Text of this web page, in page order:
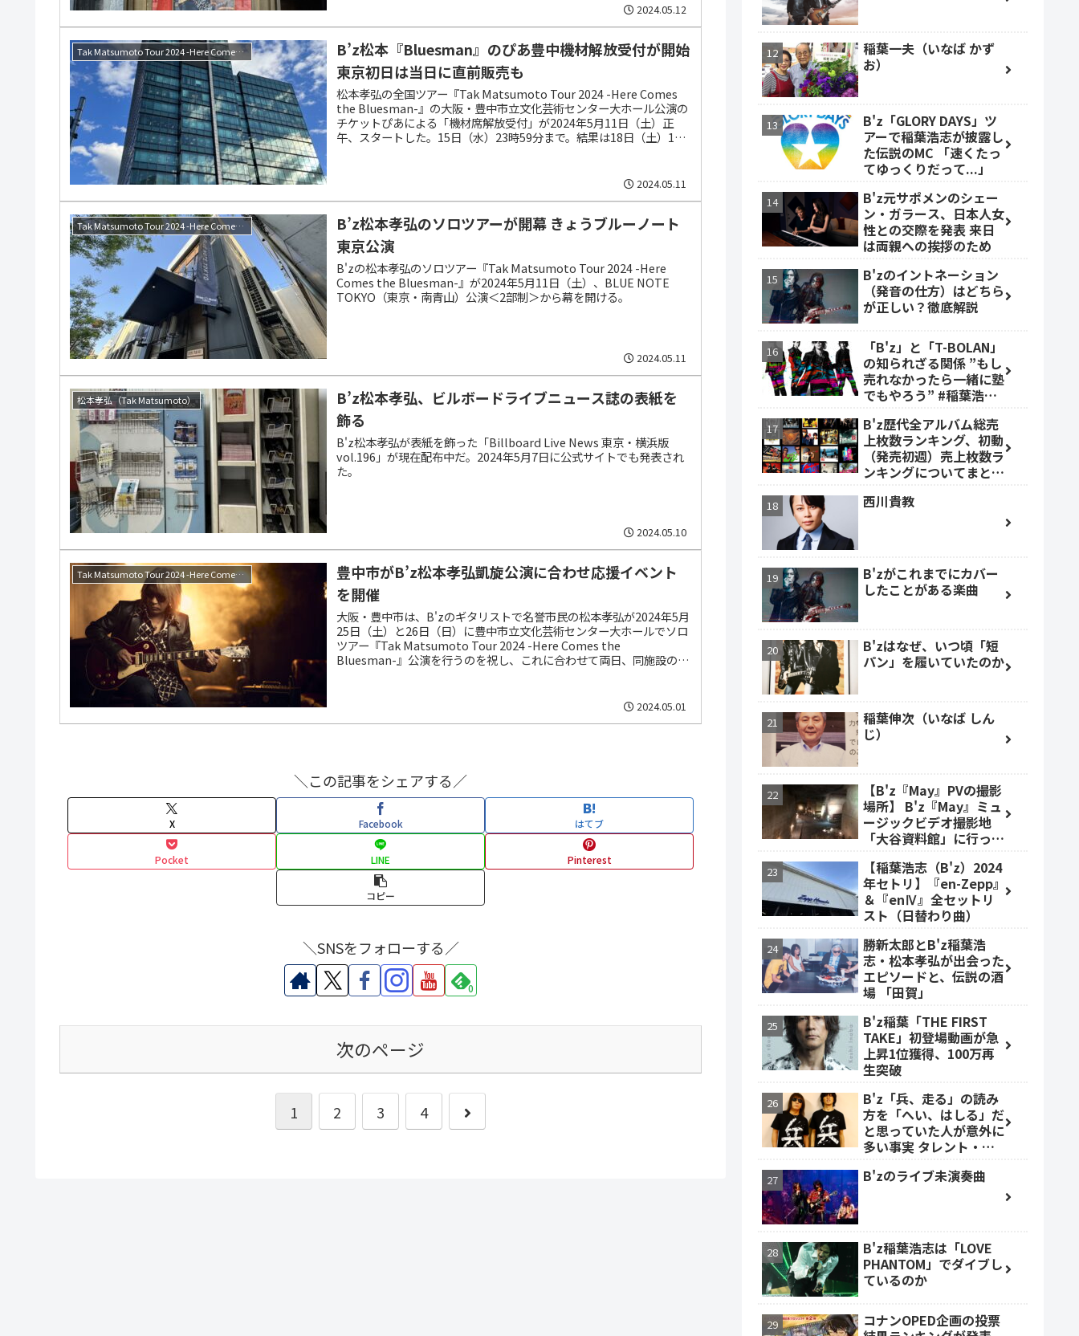
2024.05.12
Tak Matsumoto Tour 2024 -Here Comes the Bluesman-
B’z松本『Bluesman』のぴあ豊中機材解放受付が開始
東京初日は当日に直前販売も
松本孝弘の全国ツアー『Tak Matsumoto Tour 2024 -Here Comes
the Bluesman-』の大阪・豊中市立文化芸術センター大ホール公演の
チケットぴあによる「機材席解放受付」が2024年5月11日（土）正
午、スタートした。15日（水）23時59分まで。結果は18日（土）18
2024.05.11
Tak Matsumoto Tour 2024 -Here Comes the Bluesman-
B’z松本孝弘のソロツアーが開幕 きょうブルーノート
東京公演
B'zの松本孝弘のソロツアー『Tak Matsumoto Tour 2024 -Here
Comes the Bluesman-』が2024年5月11日（土）、BLUE NOTE
TOKYO（東京・南青山）公演＜2部制＞から幕を開ける。
2024.05.11
松本孝弘（Tak Matsumoto）
B’z松本孝弘、ビルボードライブニュース誌の表紙を
飾る
B'z松本孝弘が表紙を飾った「Billboard Live News 東京・横浜版
vol.196」が現在配布中だ。2024年5月7日に公式サイトでも発表され
た。
2024.05.10
Tak Matsumoto Tour 2024 -Here Comes the Bluesman-
豊中市がB’z松本孝弘凱旋公演に合わせ応援イベント
を開催
大阪・豊中市は、B'zのギタリストで名誉市民の松本孝弘が2024年5月
25日（土）と26日（日）に豊中市立文化芸術センター大ホールでソロ
ツアー『Tak Matsumoto Tour 2024 -Here Comes the
Bluesman-』公演を行うのを祝し、これに合わせて両日、同施設の中
2024.05.01
＼この記事をシェアする／
X Facebook はてブ
Pocket LINE Pinterest
コピー
＼SNSをフォローする／
0
次のページ
1 2 3 4
次
稲葉一夫（いなば かず
お）
B'z「GLORY DAYS」ツ
アーで稲葉浩志が披露し
た伝説のMC 「速くたっ
てゆっくりだって...」
B'z元サポメンのシェー
ン・ガラース、日本人女
性との交際を発表 来日
は両親への挨拶のため
B'zのイントネーション
（発音の仕方）はどちら
が正しい？徹底解説
「B'z」と「T-BOLAN」
の知られざる関係 ”もし
売れなかったら一緒に塾
でもやろう” #稲葉浩志
B'z歴代全アルバム総売
上枚数ランキング、初動
（発売初週）売上枚数ラ
ンキングについてまとめ
西川貴教
B'zがこれまでにカバー
したことがある楽曲
B'zはなぜ、いつ頃「短
パン」を履いていたのか
稲葉伸次（いなば しん
じ）
【B'z『May』PVの撮影
場所】 B'z『May』ミュ
ージックビデオ撮影地
「大谷資料館」に行って
【稲葉浩志（B'z）2024
年セトリ】『en-Zepp』
＆『enⅣ』全セットリ
スト（日替わり曲）
勝新太郎とB'z稲葉浩
志・松本孝弘が出会った
エピソードと、伝説の酒
場 「田賀」
B'z稲葉「THE FIRST
TAKE」初登場動画が急
上昇1位獲得、100万再
生突破
B'z「兵、走る」の読み
方を「へい、はしる」だ
と思っていた人が意外に
多い事実 タレント・ベ
B'zのライブ未演奏曲
B'z稲葉浩志は「LOVE
PHANTOM」でダイブし
ているのか
コナンOPED企画の投票